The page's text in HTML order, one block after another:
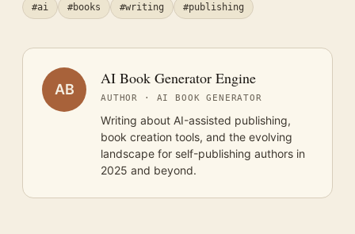
#ai #books #writing #publishing
AB
AI Book Generator Engine
AUTHOR · AI BOOK GENERATOR
Writing about AI-assisted publishing,
book creation tools, and the evolving
landscape for self-publishing authors in
2025 and beyond.